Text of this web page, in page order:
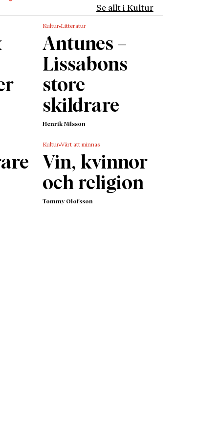
Till
För
med
han
Silone
av
Se allt i Kultur
Kultur Litteratur
Antunes –
Lissabons
store
skildrare
Henrik Nilsson
Kultur Värt att minnas
Vin, kvinnor
och religion
Tommy Olofsson